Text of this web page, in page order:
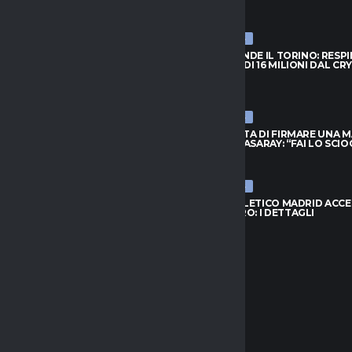
ULTIME NEWS
NJIE SI PRENDE IL TORINO:
L’OFFERTA DI 16 MILIONI DAL
ULTIME NEWS
LEAO RIFIUTA DI FIRMARE UNA
DEL GALATASARAY: “FAI LO
ULTIME NEWS
INTER, L’ATLETICO MADRID
PER ROMERO: I DETTAGLI